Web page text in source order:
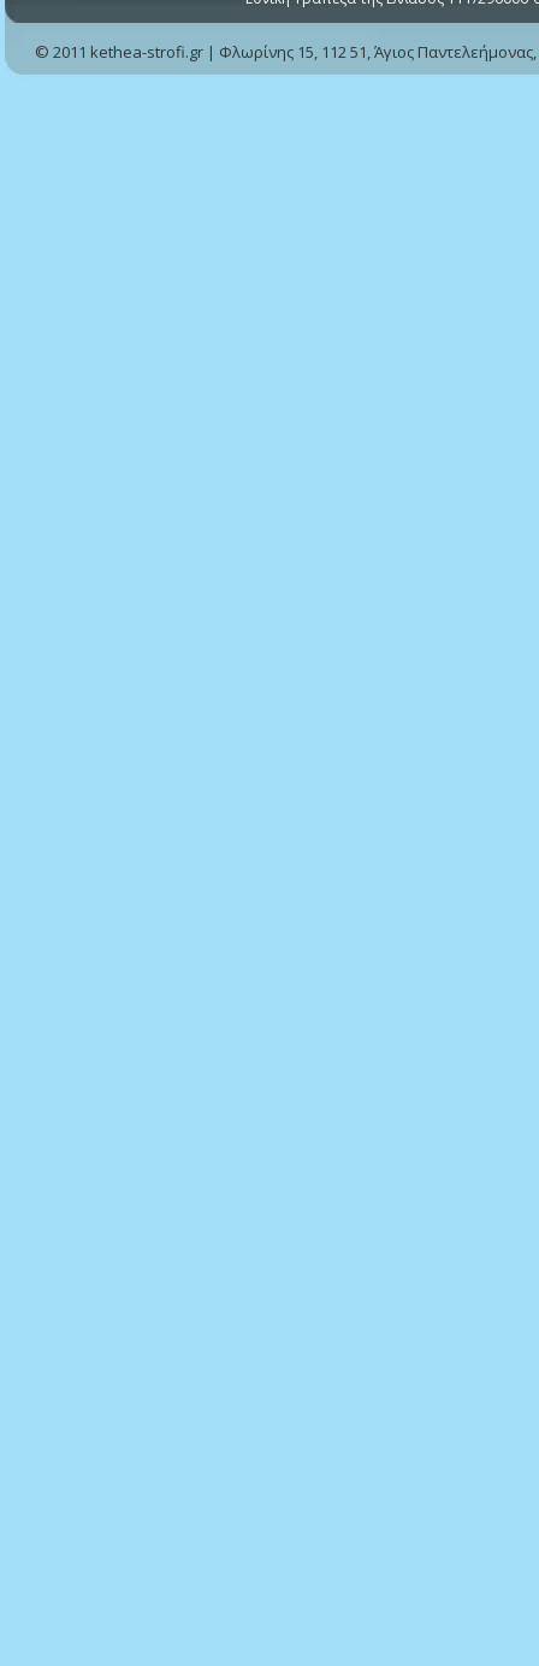
© 2011 kethea-strofi.gr | Φλωρίνης 15, 112 51, Άγιος Παντελεήμονας,